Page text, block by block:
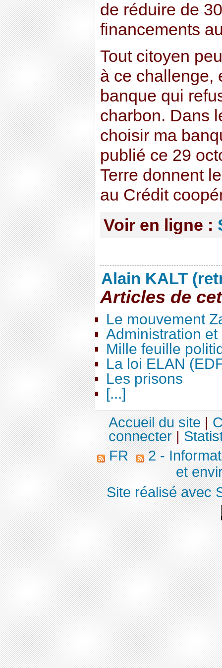
de réduire de
financements
Tout citoyen
à ce challenge,
banque qui
charbon. Dans
choisir ma
publié ce 29
Terre donnent
au Crédit
Voir en ligne :
Alain KALT
Articles de
Le mouvement
Administration
Mille feuille
La loi ELAN
Les prisons
[...]
Accueil du site|
connecter|
FR
2 -
et
Site réalisé avec